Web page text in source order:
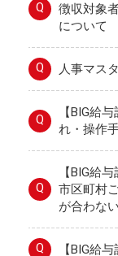
Q
徴収対象
について
Q 人事マス
Q
【BIG給
れ・操作
Q
【BIG給
市区町村
が合わな
Q 【BIG給